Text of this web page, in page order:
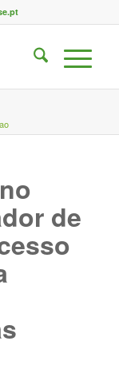
de